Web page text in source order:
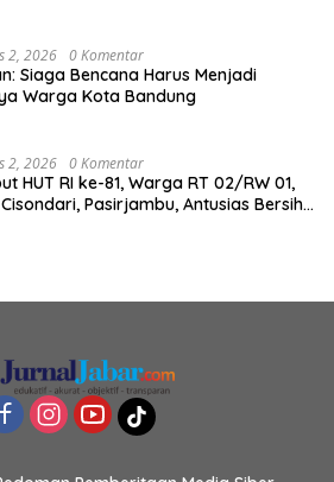
2, 2026 0 Komentar
Siaga Bencana Harus Menjadi
Warga Kota Bandung
2, 2026 0 Komentar
HUT RI ke-81, Warga RT 02/RW 01,
Pasirjambu, Antusias Bersih-